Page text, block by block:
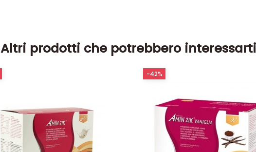
Altri prodotti che potrebbero interessarti
-42%